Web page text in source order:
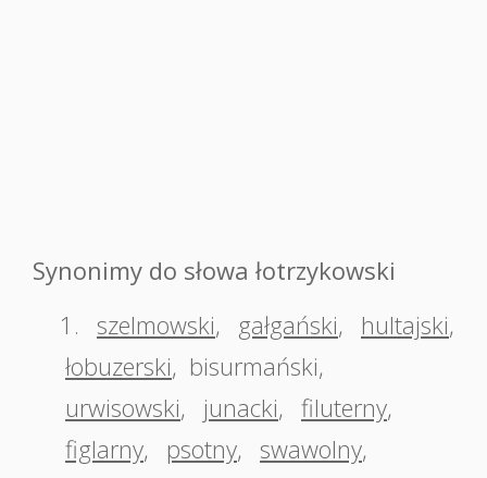
Synonimy do słowa łotrzykowski
1.
szelmowski, gałgański, hultajski,
łobuzerski, bisurmański,
urwisowski, junacki, filuterny,
figlarny, psotny, swawolny,